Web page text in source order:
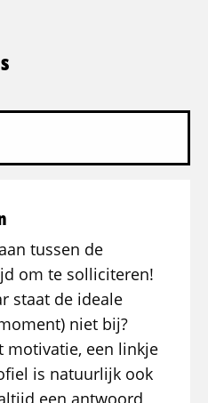
tussen de
om te solliciteren!
staat de ideale
niet bij?
motivatie, een linkje
is natuurlijk ook